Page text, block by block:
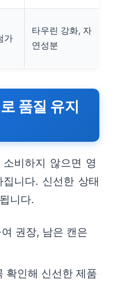
가
타우린 강화, 자
연성분
품질 유지
비하지 않으면 영
니다. 신선한 상태
니다.
권장, 남은 캔은
확인해 신선한 제품